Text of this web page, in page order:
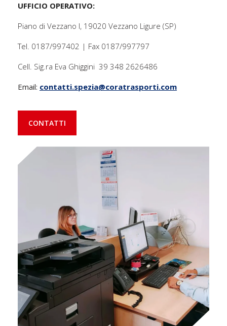
UFFICIO OPERATIVO:
Piano di Vezzano I, 19020 Vezzano Ligure (SP)
Tel. 0187/997402 | Fax 0187/997797
Cell. Sig.ra Eva Ghiggini 39 348 2626486
Email: contatti.spezia@coratrasporti.com
CONTATTI